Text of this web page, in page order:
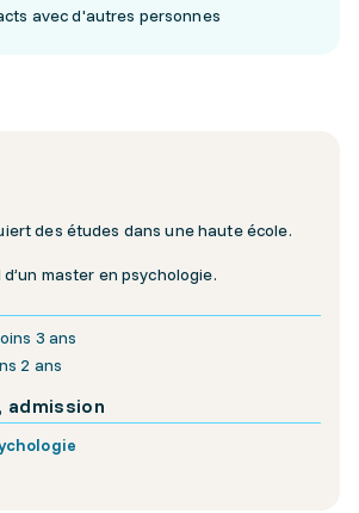
avec d'autres personnes
des études dans une haute école.
master en psychologie.
3 ans
2 ans
admission